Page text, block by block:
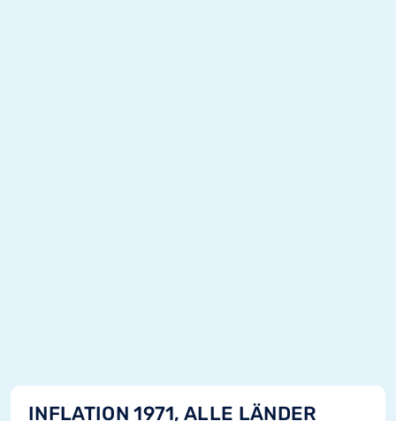
INFLATION 1971, ALLE LÄNDER